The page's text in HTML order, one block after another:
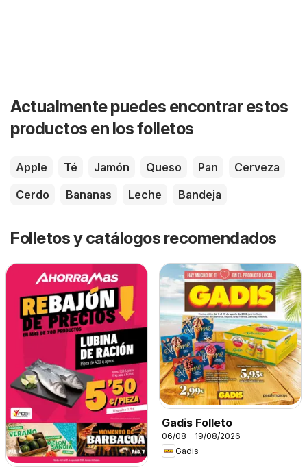
Actualmente puedes encontrar estos
productos en los folletos
Apple Té Jamón Queso Pan
Cerveza
Cerdo
Bananas Leche Bandeja
Folletos y catálogos recomendados
Gadis Folleto
06/08 - 19/08/2026
Gadis